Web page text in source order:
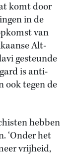
komt door
in de
van
Alt-
gesteunde
is anti-
ook tegen de
hebben
‘Onder het
vrijheid,